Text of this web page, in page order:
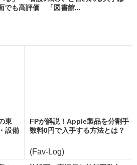
でも高評価 「図書館...
東
設備
FPが解説！Apple製品を分割手
数料0円で入手する方法とは？
(Fav-Log)